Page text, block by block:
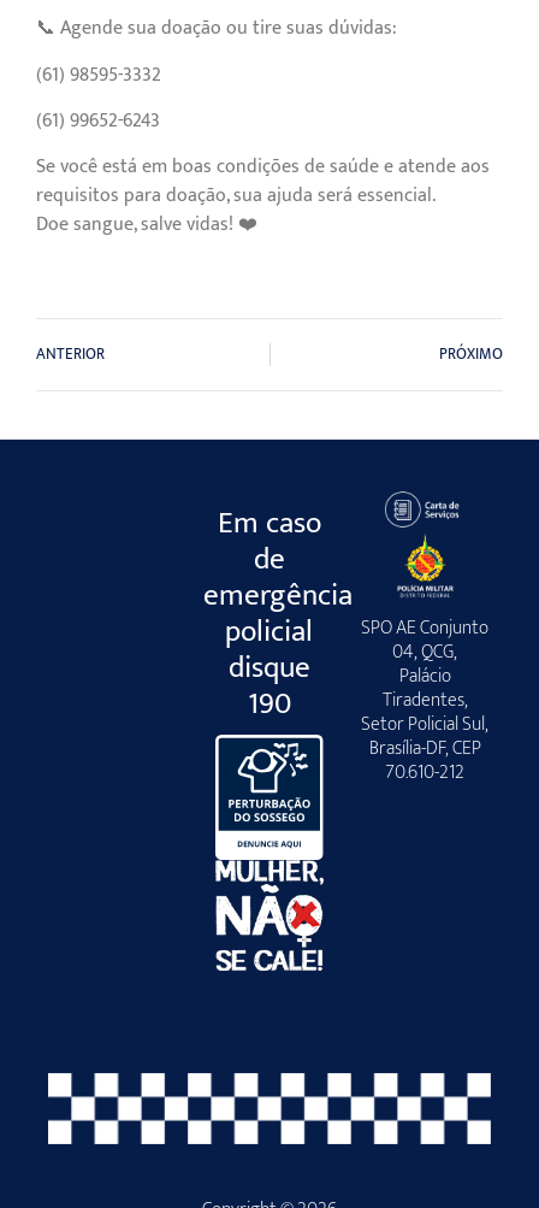
📞 Agende sua doação ou tire suas dúvidas:
(61) 98595-3332
(61) 99652-6243
Se você está em boas condições de saúde e atende aos
requisitos para doação, sua ajuda será essencial.
Doe sangue, salve vidas! ❤️
ANTERIOR PRÓXIMO
Em caso
de
emergência
policial
disque
190
SPO AE Conjunto
04, QCG,
Palácio
Tiradentes,
Setor Policial Sul,
Brasília-DF, CEP
70.610-212